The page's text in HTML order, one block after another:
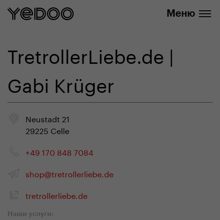
Меню
TretrollerLiebe.de |
Gabi Krüger
Neustadt 21
29225 Celle
+49 170 848 7084
shop@tretrollerliebe.de
tretrollerliebe.de
Наши услуги: